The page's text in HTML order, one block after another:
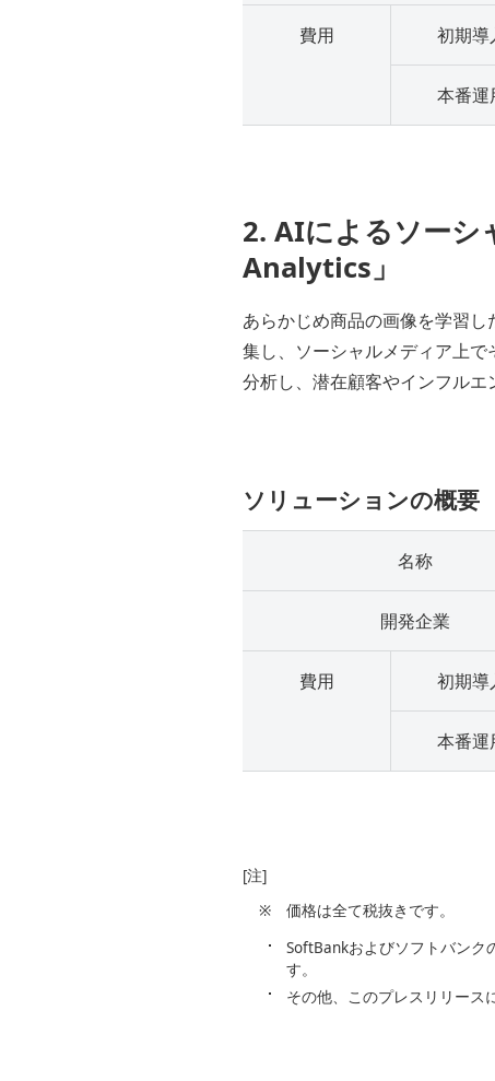
費用 初期導
本番運
2. AIによるソーシ
Analytics」
あらかじめ商品の画像を学習
集し、ソーシャルメディア上
分析し、潜在顧客やインフルエ
ソリューションの概要
名称
開発企業
費用 初期導
本番運
[注]
※
価格は全て税抜きです。
SoftBankおよびソフトバンク
す。
その他、このプレスリリース